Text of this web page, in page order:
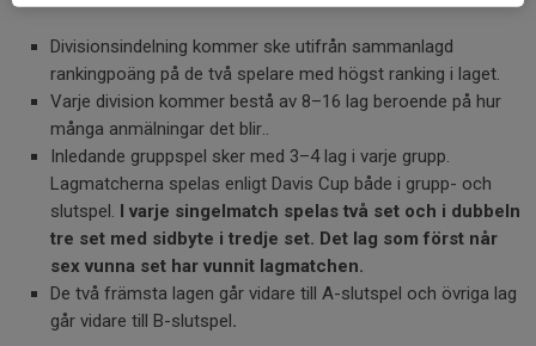
Divisionsindelning kommer ske utifrån sammanlagd
rankingpoäng på de två spelare med högst ranking i laget.
Varje division kommer bestå av 8–16 lag beroende på hur
många anmälningar det blir..
Inledande gruppspel sker med 3–4 lag i varje grupp.
Lagmatcherna spelas enligt Davis Cup både i grupp- och
slutspel. I varje singelmatch spelas två set och i dubbeln
tre set med sidbyte i tredje set. Det lag som först når
sex vunna set har vunnit lagmatchen.
De två främsta lagen går vidare till A-slutspel och övriga lag
går vidare till B-slutspel.